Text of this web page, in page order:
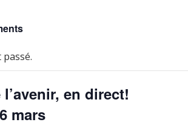
en direct!
mars